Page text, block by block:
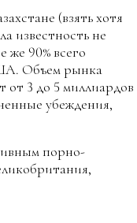
(взять хотя
известность не
же 90% всего
Объем рынка
от 3 до 5 миллиардов
убеждения,
порно-